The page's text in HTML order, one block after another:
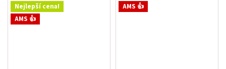
Nejlepší cena!
AMS 👍
AMS 👍